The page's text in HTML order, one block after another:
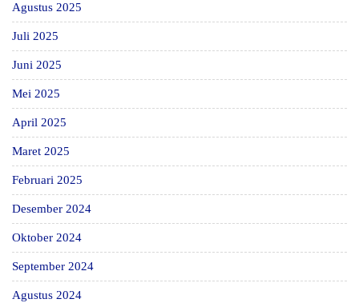
Agustus 2025
Juli 2025
Juni 2025
Mei 2025
April 2025
Maret 2025
Februari 2025
Desember 2024
Oktober 2024
September 2024
Agustus 2024